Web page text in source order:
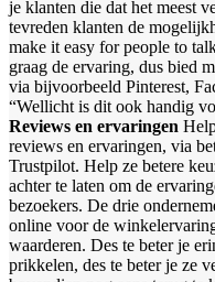
je klanten die dat het meest
tevreden klanten de
make it easy for people to
graag de ervaring, dus bied
via bijvoorbeeld Pinterest,
“Wellicht is dit ook handig
Reviews en ervaringen
reviews en ervaringen, via
Trustpilot. Help ze betere
achter te laten om de
bezoekers. De drie
online voor de
waarderen. Des te beter je
prikkelen, des te beter je ze